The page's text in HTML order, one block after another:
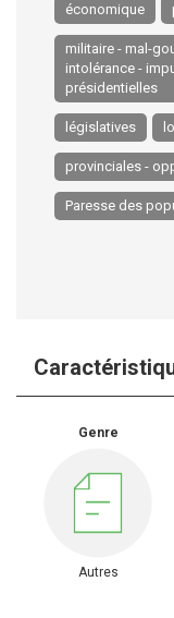
économique
militaire - mal-
intolérance -
présidentielles
législatives
provinciales -
Paresse des
Genre
Autres